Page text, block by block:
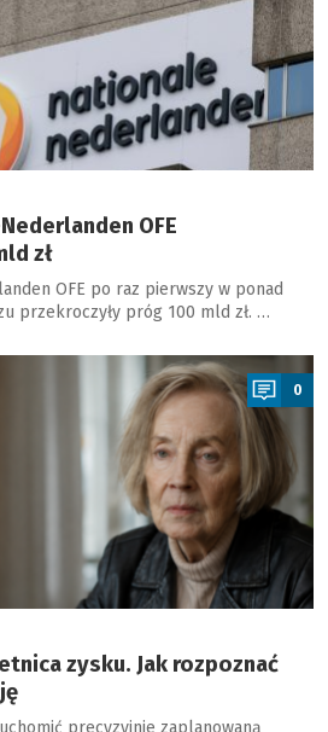
OFE
zł
OFE po raz pierwszy w ponad
przekroczyły próg 100 mld zł. …
0
zysku. Jak rozpoznać
precyzyjnie zaplanowaną